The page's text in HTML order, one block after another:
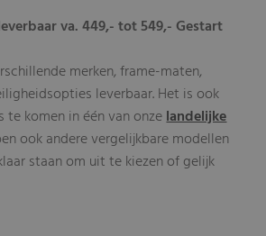
va. 449,- tot 549,- Gestart
merken, frame-maten,
leverbaar. Het is ook
te komen in één van onzelandelijke
ook andere vergelijkbare modellen
staan om uit te kiezen of gelijk